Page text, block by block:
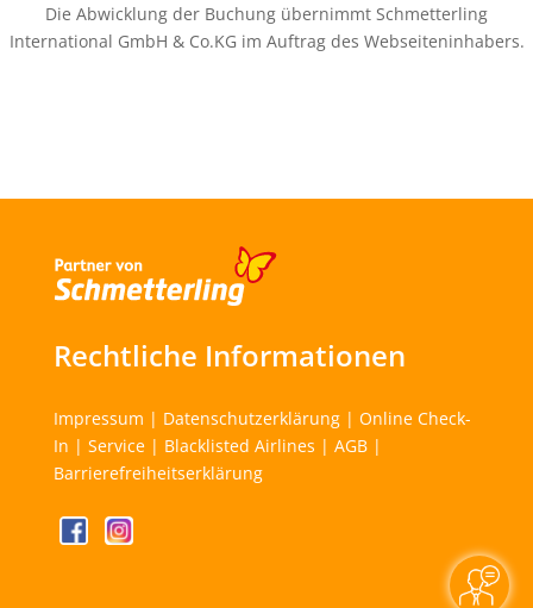
Die Abwicklung der Buchung übernimmt Schmetterling
International GmbH & Co.KG im Auftrag des Webseiteninhabers.
Rechtliche Informationen
Impressum | Datenschutzerklärung| Online Check-
In | Service| Blacklisted Airlines | AGB|
Barrierefreiheitserklärung